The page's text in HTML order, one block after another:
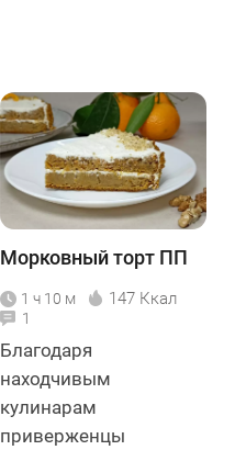
Морковный торт ПП
1 ч 10 м 147 Ккал
1
Благодаря
находчивым
кулинарам
приверженцы